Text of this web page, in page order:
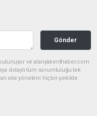
Gönder
ve alanyakenthaber.com
dolaylı tüm sorumluluğu tek
site yönetimi hiçbir şekilde